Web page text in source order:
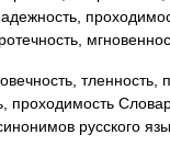
тленность,
проходимость
русского